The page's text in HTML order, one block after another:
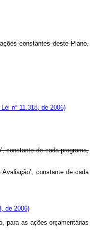
constantes deste Plano.
nº 11.318, de 2006)
constante de cada programa,
constante de cada
de 2006)
para as ações orçamentárias